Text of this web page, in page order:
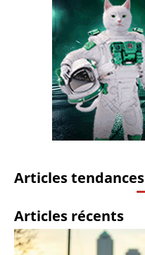
Articles tendances
Articles récents